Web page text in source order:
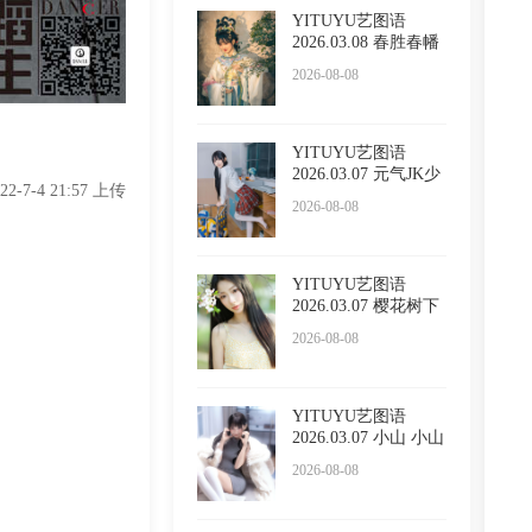
YITUYU艺图语
2026.03.08 春胜春幡
2026-08-08
YITUYU艺图语
2026.03.07 元气JK少
2026-08-08
YITUYU艺图语
2026.03.07 樱花树下
2026-08-08
YITUYU艺图语
2026.03.07 小山 小山
2026-08-08
7-4 21:57 上传